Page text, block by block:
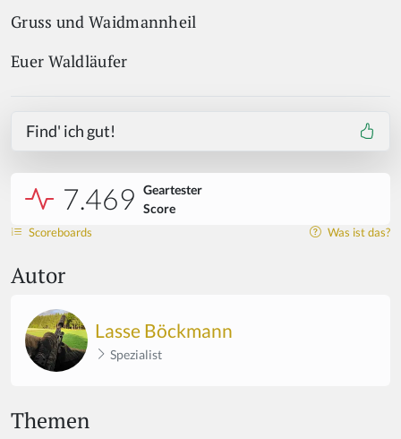
Gruss und Waidmannheil
Euer Waldläufer
Find' ich gut!
7.469 Geartester
Score
Scoreboards Was ist das?
Autor
Lasse Böckmann
Spezialist
Themen